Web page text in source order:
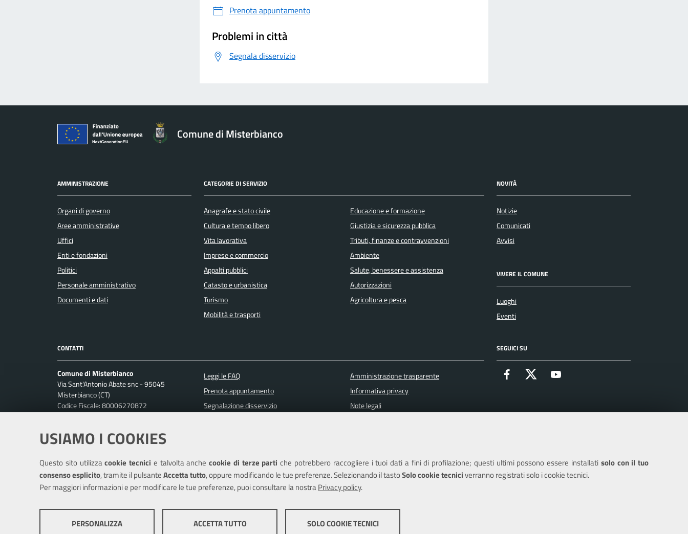
USIAMO I COOKIES
Questo sito utilizzacookie tecnici e talvolta anchecookie di terze parti che potrebbero raccogliere i tuoi dati a fini di profilazione; questi ultimi possono essere installati solo con il tuo
consenso esplicito, tramite il pulsanteAccetta tutto, oppure modificando le tue preferenze. Selezionando il tastoSolo cookie tecniciverranno registrati solo i cookie tecnici.
Per maggiori informazioni e per modificare le tue preferenze, puoi consultare la nostraPrivacy policy.
PERSONALIZZA ACCETTA TUTTO SOLO COOKIE TECNICI
Prenota appuntamento
Problemi in città
Segnala disservizio
Comune di Misterbianco
AMMINISTRAZIONE
Organi di governo
Aree amministrative
Uffici
Enti e fondazioni
Politici
Personale amministrativo
Documenti e dati
CATEGORIE DI SERVIZIO
Anagrafe e stato civile
Cultura e tempo libero
Vita lavorativa
Imprese e commercio
Appalti pubblici
Catasto e urbanistica
Turismo
Mobilità e trasporti
Educazione e formazione
Giustizia e sicurezza pubblica
Tributi, finanze e contravvenzioni
Ambiente
Salute, benessere e assistenza
Autorizzazioni
Agricoltura e pesca
NOVITÀ
Notizie
Comunicati
Avvisi
VIVERE IL COMUNE
Luoghi
Eventi
CONTATTI
Comune di Misterbianco
Via Sant'Antonio Abate snc - 95045
Misterbianco (CT)
Codice Fiscale: 80006270872
Ufficio Relazioni con il Pubblico
protocollo.misterbianco@pec.it
Centralino unico: 095-7556200
Leggi le FAQ
Prenota appuntamento
Segnalazione disservizio
Amministrazione trasparente
Informativa privacy
Note legali
SEGUICI SU
Facebook